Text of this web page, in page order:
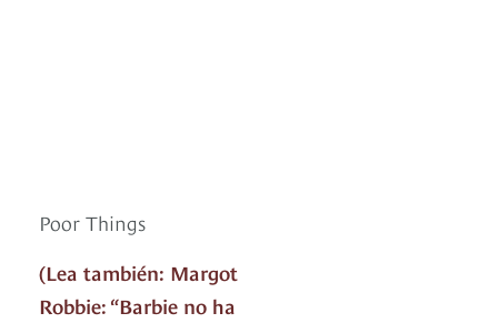
Poor Things
(Lea también: Margot
Robbie: “Barbie no ha